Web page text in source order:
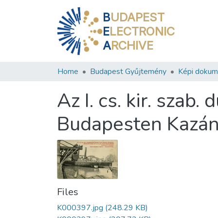
BUDAPEST
ELECTRONIC
ARCHIVE
Home Budapest Gyűjtemény Képi
Az I. cs. kir. szab.
Budapesten
Files
K000397.jpg (248.29 KB)